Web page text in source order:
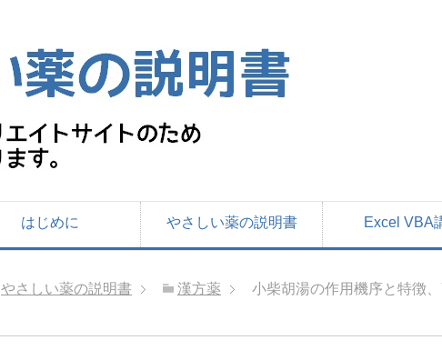
はじめに やさしい薬の説明書 Excel VBA
やさしい薬の説明書 漢方薬 小柴胡湯の作用機序と特徴